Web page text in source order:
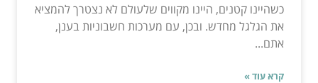
כשהיינו קטנים, היינו מקווים שלעולם לא נצטרך להמציא
את הגלגל מחדש. ובכן, עם מערכות חשבוניות בענן,
אתם...
קרא עוד »